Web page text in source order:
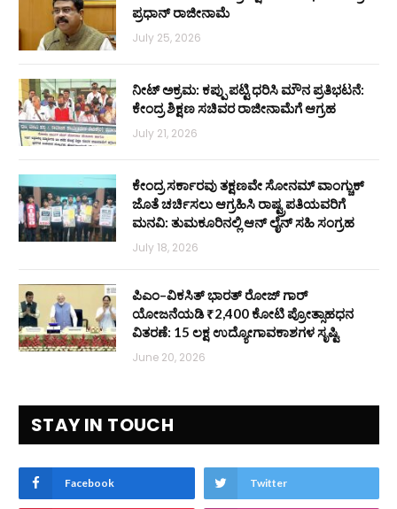
ಪ್ರಧಾನ್ ರಾಜೀನಾಮೆ
July 25, 2026
ನೀಟ್ ಅಕ್ರಮ: ಕಪ್ಪು ಪಟ್ಟಿ ಧರಿಸಿ ಮೌನ ಪ್ರತಿಭಟನೆ:
ಕೇಂದ್ರ ಶಿಕ್ಷಣ ಸಚಿವರ ರಾಜೀನಾಮೆಗೆ ಆಗ್ರಹ
July 21, 2026
ಕೇಂದ್ರ ಸರ್ಕಾರವು ತಕ್ಷಣವೇ ಸೋನಮ್ ವಾಂಗ್ಚುಕ್
ಜೊತೆ ಚರ್ಚಿಸಲು ಆಗ್ರಹಿಸಿ ರಾಷ್ಟ್ರಪತಿಯವರಿಗೆ
ಮನವಿ: ತುಮಕೂರಿನಲ್ಲಿ ಆನ್‌ ಲೈನ್ ಸಹಿ ಸಂಗ್ರಹ
July 18, 2026
ಪಿಎಂ–ವಿಕಸಿತ್ ಭಾರತ್ ರೋಜ್‌ ಗಾರ್
ಯೋಜನೆಯಡಿ ₹2,400 ಕೋಟಿ ಪ್ರೋತ್ಸಾಹಧನ
ವಿತರಣೆ: 15 ಲಕ್ಷ ಉದ್ಯೋಗಾವಕಾಶಗಳ ಸೃಷ್ಟಿ
June 20, 2026
STAY IN TOUCH
Facebook Twitter